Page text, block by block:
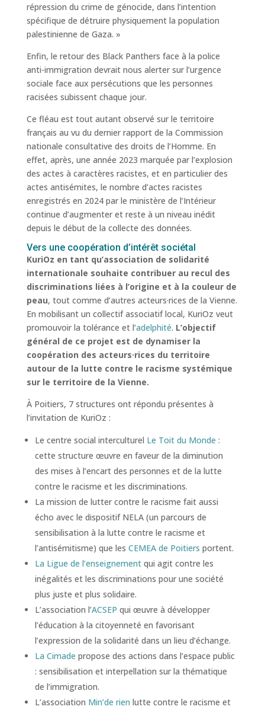
répression du crime de génocide, dans l’intention
spécifique de détruire physiquement la population
palestinienne de Gaza. »
Enfin, le retour des Black Panthers face à la police
anti-immigration devrait nous alerter sur l’urgence
sociale face aux persécutions que les personnes
racisées subissent chaque jour.
Ce fléau est tout autant observé sur le territoire
français au vu du dernier rapport de la Commission
nationale consultative des droits de l’Homme. En
effet, après, une année 2023 marquée par l’explosion
des actes à caractères racistes, et en particulier des
actes antisémites, le nombre d’actes racistes
enregistrés en 2024 par le ministère de l’Intérieur
continue d’augmenter et reste à un niveau inédit
depuis le début de la collecte des données.
Vers une coopération d’intérêt sociétal
KuriOz en tant qu’association de solidarité
internationale souhaite contribuer au recul des
discriminations liées à l’origine et à la couleur de
peau, tout comme d’autres acteurs·rices de la Vienne.
En mobilisant un collectif associatif local, KuriOz veut
promouvoir la tolérance et l’adelphité. L’objectif
général de ce projet est de dynamiser la
coopération des acteurs·rices du territoire
autour de la lutte contre le racisme systémique
sur le territoire de la Vienne.
À Poitiers, 7 structures ont répondu présentes à
l’invitation de KuriOz :
Le centre social interculturel Le Toit du Monde :
cette structure œuvre en faveur de la diminution
des mises à l’encart des personnes et de la lutte
contre le racisme et les discriminations.
La mission de lutter contre le racisme fait aussi
écho avec le dispositif NELA (un parcours de
sensibilisation à la lutte contre le racisme et
l’antisémitisme) que les CEMEA de Poitiers portent.
La Ligue de l’enseignementqui agit contre les
inégalités et les discriminations pour une société
plus juste et plus solidaire.
L’association l’ACSEP qui œuvre à développer
l’éducation à la citoyenneté en favorisant
l’expression de la solidarité dans un lieu d’échange.
La Cimade propose des actions dans l’espace public
: sensibilisation et interpellation sur la thématique
de l’immigration.
L’association Min’de rien lutte contre le racisme et